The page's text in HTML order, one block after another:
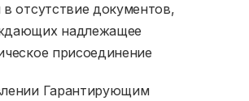
отсутствие документов,
надлежащее
присоединение
Гарантирующим